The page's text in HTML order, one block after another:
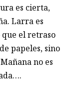
es cierta,
Larra es
el retraso
papeles, sino
no es